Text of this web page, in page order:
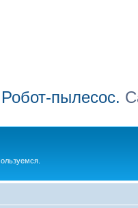
Робот-пылесос.